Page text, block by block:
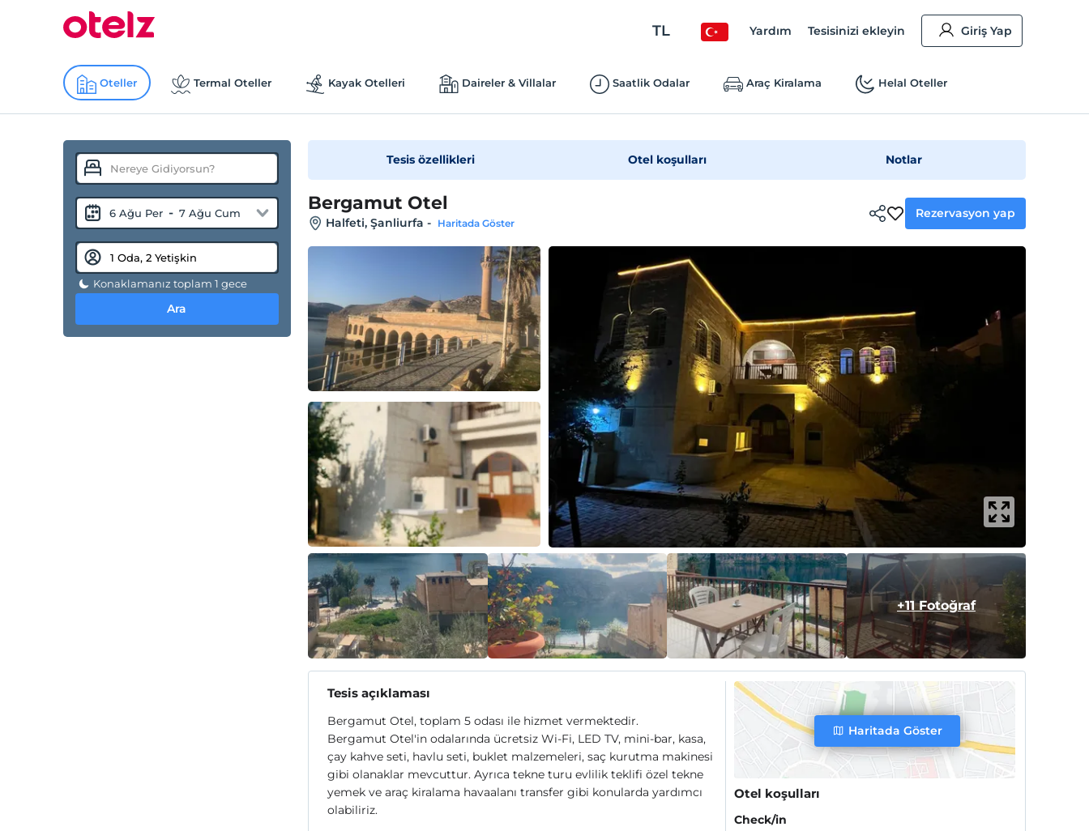
TL Yardım Tesisinizi ekleyin Giriş Yap
Oteller Termal Oteller Kayak Otelleri Daireler & Villalar Saatlik Odalar Araç Kiralama Helal Oteller
6 Ağu Per - 7 Ağu Cum
Konaklamanız toplam 1 gece
Ara
Tesis özellikleri Otel koşulları Notlar
Bergamut Otel
Halfeti, Şanliurfa - Haritada Göster
Rezervasyon yap
+11 Fotoğraf
Tesis açıklaması
Bergamut Otel, toplam 5 odası ile hizmet vermektedir.
Bergamut Otel'in odalarında ücretsiz Wi-Fi, LED TV, mini-bar, kasa,
çay kahve seti, havlu seti, buklet malzemeleri, saç kurutma makinesi
gibi olanaklar mevcuttur. Ayrıca tekne turu evlilik teklifi özel tekne
yemek ve araç kiralama havaalanı transfer gibi konularda yardımcı
olabiliriz.
Haritada Göster
Otel koşulları
Check/in